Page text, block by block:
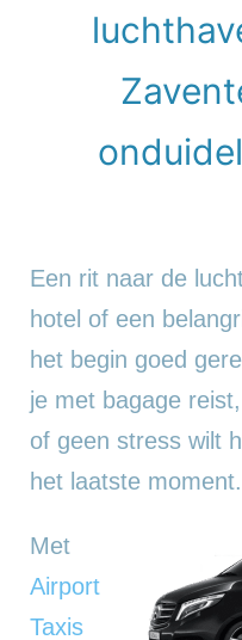
Een rit naar de
hotel of een
het begin goed
je met bagage
of geen stress wilt
het laatste moment.
Met
Airport
Taxis